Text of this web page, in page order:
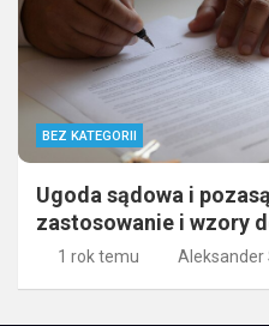
BEZ KATEGORII
Ugoda sądowa i
zastosowanie i wzory
1 rok temu Aleksander